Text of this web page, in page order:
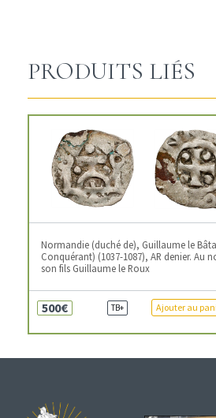
PRODUITS LIÉS
Normandie (duché de), Guillaume le
Conquérant) (1037-1087), AR denier. Au
son fils Guillaume le Roux
500€ TB+ Ajouter au